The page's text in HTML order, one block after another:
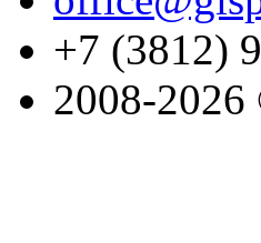
+7 (3812)
2008-